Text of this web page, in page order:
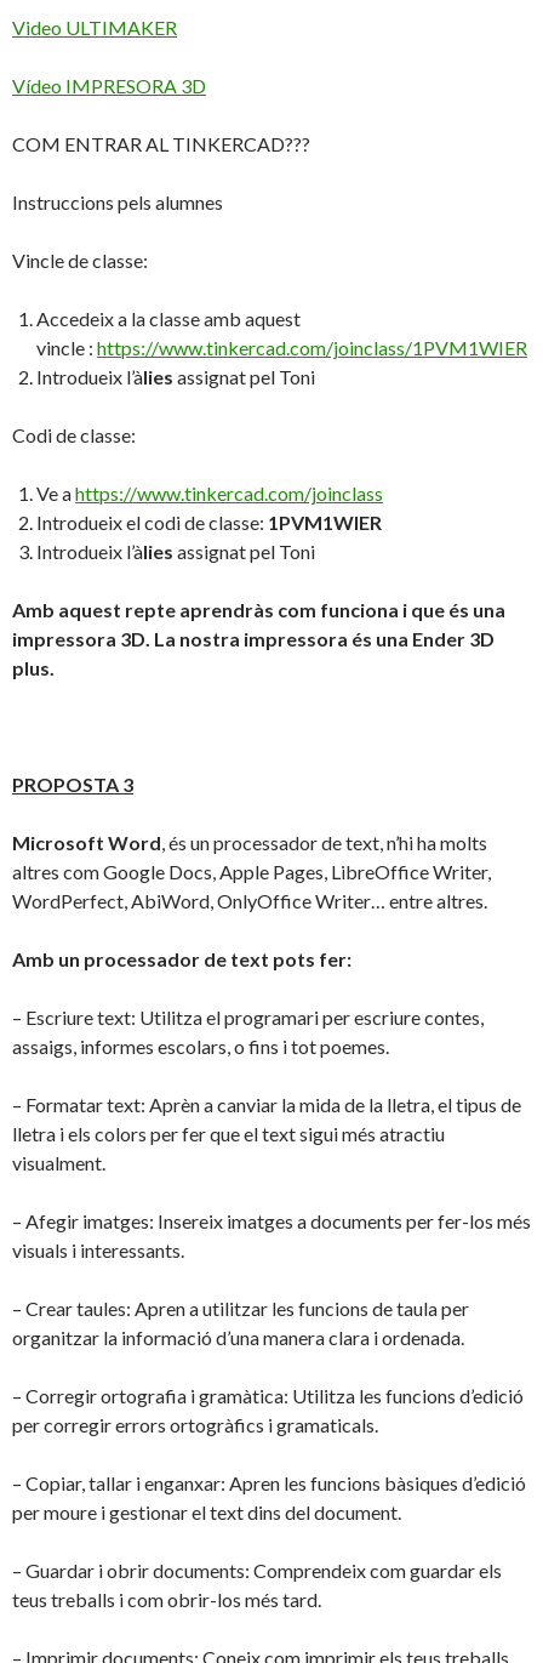
Video ULTIMAKER
Vídeo IMPRESORA 3D
COM ENTRAR AL TINKERCAD???
Instruccions pels alumnes
Vincle de classe:
Accedeix a la classe amb aquest
vincle : https://www.tinkercad.com/joinclass/1PVM1WIER
Introdueix l’àlies assignat pel Toni
Codi de classe:
Ve ahttps://www.tinkercad.com/joinclass
Introdueix el codi de classe: 1PVM1WIER
Introdueix l’àlies assignat pel Toni
Amb aquest repte aprendràs com funciona i que és una
impressora 3D. La nostra impressora és una Ender 3D
plus.
PROPOSTA 3
Microsoft Word, és un processador de text, n’hi ha molts
altres com Google Docs, Apple Pages, LibreOffice Writer,
WordPerfect, AbiWord, OnlyOffice Writer… entre altres.
Amb un processador de text pots fer:
– Escriure text: Utilitza el programari per escriure contes,
assaigs, informes escolars, o fins i tot poemes.
– Formatar text: Aprèn a canviar la mida de la lletra, el tipus de
lletra i els colors per fer que el text sigui més atractiu
visualment.
– Afegir imatges: Insereix imatges a documents per fer-los més
visuals i interessants.
– Crear taules: Apren a utilitzar les funcions de taula per
organitzar la informació d’una manera clara i ordenada.
– Corregir ortografia i gramàtica: Utilitza les funcions d’edició
per corregir errors ortogràfics i gramaticals.
– Copiar, tallar i enganxar: Apren les funcions bàsiques d’edició
per moure i gestionar el text dins del document.
– Guardar i obrir documents: Comprendeix com guardar els
teus treballs i com obrir-los més tard.
– Imprimir documents: Coneix com imprimir els teus treballs